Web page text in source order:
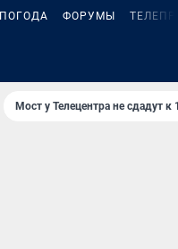
ПОГОДА ФОРУМЫ
Мост у Телецентра не сдадут к